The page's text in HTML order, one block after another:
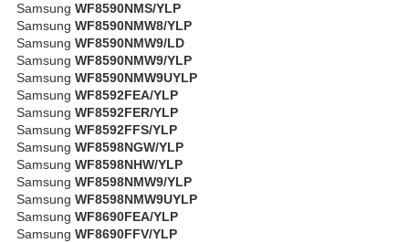
Samsung WF8590NMS/YLP
Samsung WF8590NMW8/YLP
Samsung WF8590NMW9/LD
Samsung WF8590NMW9/YLP
Samsung WF8590NMW9UYLP
Samsung WF8592FEA/YLP
Samsung WF8592FER/YLP
Samsung WF8592FFS/YLP
Samsung WF8598NGW/YLP
Samsung WF8598NHW/YLP
Samsung WF8598NMW9/YLP
Samsung WF8598NMW9UYLP
Samsung WF8690FEA/YLP
Samsung WF8690FFV/YLP